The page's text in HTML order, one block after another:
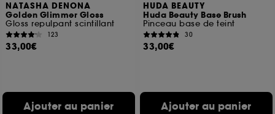
NATASHA DENONA
Golden Glimmer Gloss
Gloss repulpant scintillant
123
33,00€
Ajouter au panier
HUDA BEAUTY
Huda Beauty Base Brush
Pinceau base de teint
30
33,00€
Ajouter au panier